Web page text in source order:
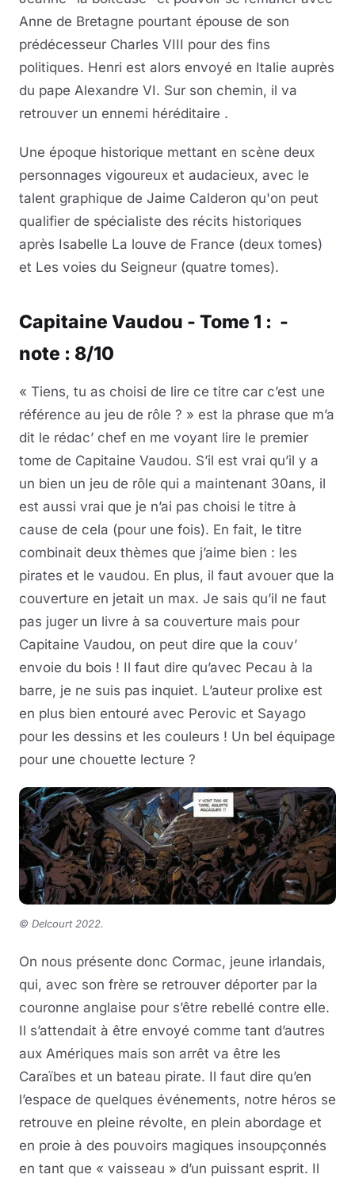
Anne de Bretagne pourtant épouse de son
prédécesseur Charles VIII pour des fins
politiques. Henri est alors envoyé en Italie auprès
du pape Alexandre VI. Sur son chemin, il va
retrouver un ennemi héréditaire .
Une époque historique mettant en scène deux
personnages vigoureux et audacieux, avec le
talent graphique de Jaime Calderon qu'on peut
qualifier de spécialiste des récits historiques
après Isabelle La louve de France (deux tomes)
et Les voies du Seigneur (quatre tomes).
Capitaine Vaudou - Tome 1 : -
note : 8/10
« Tiens, tu as choisi de lire ce titre car c’est une
référence au jeu de rôle ? » est la phrase que m’a
dit le rédac’ chef en me voyant lire le premier
tome de Capitaine Vaudou. S’il est vrai qu’il y a
un bien un jeu de rôle qui a maintenant 30ans, il
est aussi vrai que je n’ai pas choisi le titre à
cause de cela (pour une fois). En fait, le titre
combinait deux thèmes que j’aime bien : les
pirates et le vaudou. En plus, il faut avouer que la
couverture en jetait un max. Je sais qu’il ne faut
pas juger un livre à sa couverture mais pour
Capitaine Vaudou, on peut dire que la couv’
envoie du bois ! Il faut dire qu’avec Pecau à la
barre, je ne suis pas inquiet. L’auteur prolixe est
en plus bien entouré avec Perovic et Sayago
pour les dessins et les couleurs ! Un bel équipage
pour une chouette lecture ?
© Delcourt 2022.
On nous présente donc Cormac, jeune irlandais,
qui, avec son frère se retrouver déporter par la
couronne anglaise pour s’être rebellé contre elle.
Il s’attendait à être envoyé comme tant d’autres
aux Amériques mais son arrêt va être les
Caraïbes et un bateau pirate. Il faut dire qu’en
l’espace de quelques événements, notre héros se
retrouve en pleine révolte, en plein abordage et
en proie à des pouvoirs magiques insoupçonnés
en tant que « vaisseau » d’un puissant esprit. Il